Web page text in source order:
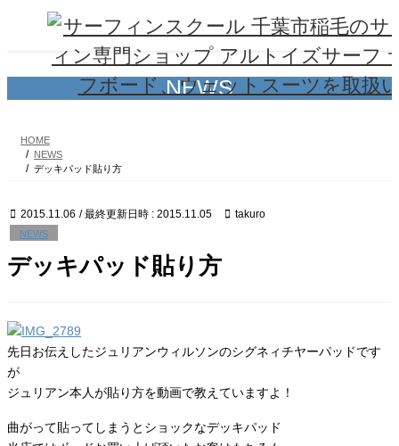
ツ
シ
NEWS
HOME
NEWS
デッキパッド貼り方
2015.11.06 / 最終更新日時 : 2015.11.05 takuro
NEWS
デッキパッド貼り方
先日お伝えしたジュリアンウィルソンのシグネィチヤーパッドです
が
ジュリアン本人が貼り方を動画で教えていますよ！
曲がって貼ってしまうとショックなデッキパッド